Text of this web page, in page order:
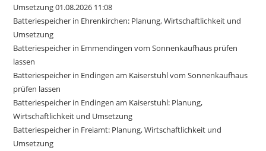
Umsetzung 01.08.2026 11:08
Batteriespeicher in Ehrenkirchen: Planung, Wirtschaftlichkeit und
Umsetzung
Batteriespeicher in Emmendingen vom Sonnenkaufhaus prüfen
lassen
Batteriespeicher in Endingen am Kaiserstuhl vom Sonnenkaufhaus
prüfen lassen
Batteriespeicher in Endingen am Kaiserstuhl: Planung,
Wirtschaftlichkeit und Umsetzung
Batteriespeicher in Freiamt: Planung, Wirtschaftlichkeit und
Umsetzung